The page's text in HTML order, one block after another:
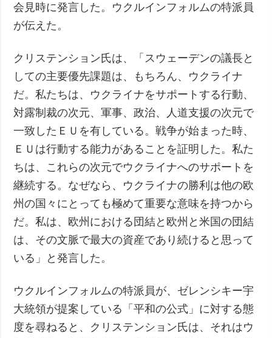
動画
会見時に発言した。ウクルインフォルムの特派員
が伝えた。
クリステンション氏は、「スウェーデンの議長と
しての主要優先課題は、もちろん、ウクライナ
だ。私たちは、ウクライナをサポートする行動、
対露制裁の次元、軍事、政治、人道支援の次元で
一致したＥＵを有している。戦争が始まった時、
ＥＵは行動する能力があることを証明した。私た
ちは、これらの次元でウクライナへのサポートを
継続する。なぜなら、ウクライナの勝利は他の欧
州の国々にとっても極めて重要な意味を持つから
だ。私は、欧州における団結と欧州と米国の団結
は、その文脈で最大の資産であり続けると思って
いる」と発言した。
ウクルインフォルムの特派員が、ゼレンシキー宇
大統領が提案している「平和の公式」に対する態
度を尋ねると、クリステンション氏は、それはウ